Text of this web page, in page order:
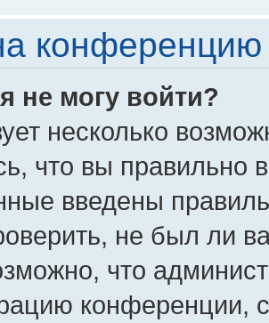
конференцию
не могу войти?
несколько
что вы правильно
введены
не был ли
что
конференции,